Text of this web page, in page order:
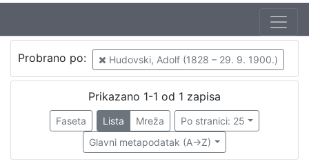
Jezik
hrvatski
Probrano po: Hudovski, Adolf (1828 – 29. 9. 1900.)
Prikazano 1-1 od 1 zapisa
Faseta Lista Mreža
Po stranici: 25
Glavni metapodatak (A->Z)